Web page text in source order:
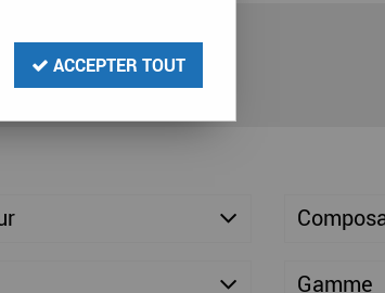
Gamme
ACCEPTER TOUT